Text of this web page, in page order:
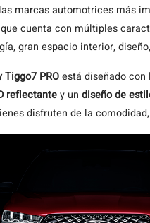
marcas automotrices más
cuenta con múltiples
gran espacio interior,
Tiggo7 PROestá diseñado con
reflectantey un diseño de
disfruten de la